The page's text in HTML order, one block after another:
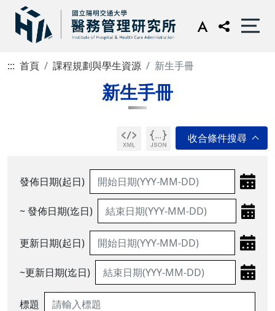
::: 首頁 課程規劃與學生資源 新生手冊
新生手冊
發佈日期(起日)
~ 發佈日期(迄日)
更新日期(起日)
~更新日期(迄日)
標題